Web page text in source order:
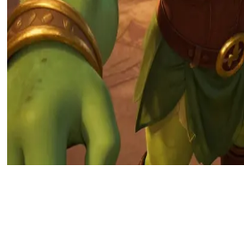
在秘密森林的议事空地，菲奥娜正在
杜拉克和遥远王国的武装派系互相指
人。你被任命为调解人，手中握有双
权任命第一支联合搜索队的负责人。
但你的决定将决定谁来主导最初的
中一方将会退出并重启战火。火把照
你的裁决。
Show more